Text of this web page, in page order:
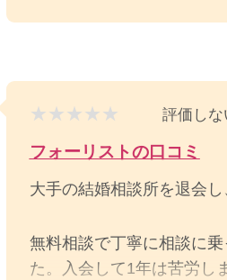
評価しな
フォーリストの口コミ
大手の結婚相談所を退会
無料相談で丁寧に相談に
た。入会して1年は苦労し